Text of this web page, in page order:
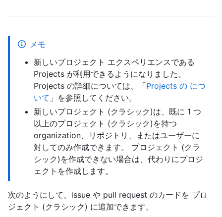
メモ
新しいプロジェクト エクスペリエンスである
Projects が利用できるようになりました。
Projects の詳細については、「Projects の につ
いて 」を参照してください。
新しいプロジェクト (クラシック)は、既に 1 つ
以上のプロジェクト (クラシック)を持つ
organization、リポジトリ、またはユーザーに
対してのみ作成できます。 プロジェクト (クラ
シック)を作成できない場合は、代わりにプロジ
ェクトを作成します。
次のようにして、issue や pull request のカードを プロ
ジェクト (クラシック) に追加できます。